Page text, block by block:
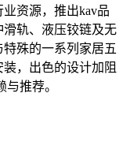
资源，推出kav品
轨、液压铰链及无
殊的一系列家居五
，出色的设计加阻
推荐。